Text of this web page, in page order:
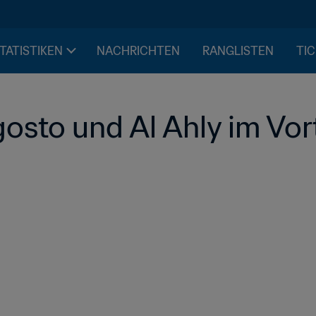
NACHRICHTEN RANGLISTEN
und Al Ahly im